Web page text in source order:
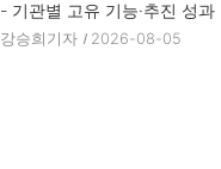
- 기관별 고유 기능·추진 성
강승희기자 2026-08-05